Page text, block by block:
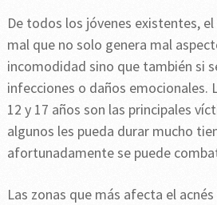
De todos los jóvenes existentes,
mal que no solo genera mal
incomodidad sino que también si
infecciones o daños emocionales.
12 y 17 años son las principales
algunos les pueda durar mucho
afortunadamente se puede
Las zonas que más afecta el